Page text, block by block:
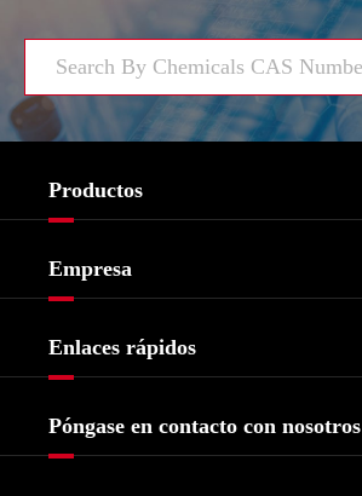
Productos
Bioquímico
Agroquímicos e intermedios
Ingredientes Cosméticos
Empresa
Historia de la empresa
Enlaces rápidos
Póngase en contacto con nosotros